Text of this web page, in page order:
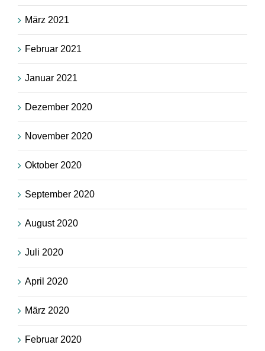
März 2021
Februar 2021
Januar 2021
Dezember 2020
November 2020
Oktober 2020
September 2020
August 2020
Juli 2020
April 2020
März 2020
Februar 2020